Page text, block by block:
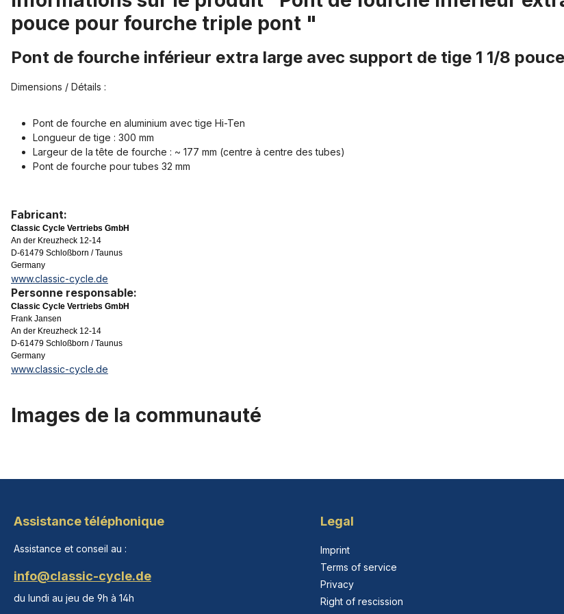
pouce pour fourche triple pont "
Pont de fourche inférieur extra large avec support de tige 1 1/8
Dimensions / Détails :
Pont de fourche en aluminium avec tige Hi-Ten
Longueur de tige : 300 mm
Largeur de la tête de fourche : ~ 177 mm (centre à centre des tubes)
Pont de fourche pour tubes 32 mm
Fabricant:
Classic Cycle Vertriebs GmbH
An der Kreuzheck 12-14
D-61479 Schloßborn / Taunus
Germany
www.classic-cycle.de
Personne responsable:
Classic Cycle Vertriebs GmbH
Frank Jansen
An der Kreuzheck 12-14
D-61479 Schloßborn / Taunus
Germany
www.classic-cycle.de
Images de la communauté
Assistance téléphonique
Assistance et conseil au :
info@classic-cycle.de
du lundi au jeu de 9h à 14h
Legal
Imprint
Terms of service
Privacy
Right of rescission